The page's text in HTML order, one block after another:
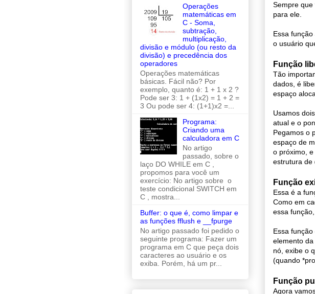
Sempre
para ele.
Essa
o usuário
Função
Tão
dados, é
espaço
Usamos
atual e o
Pegamos o
espaço de
o próximo,
estrutura de
Função
Essa é a
Como em
essa
Essa
elemento
nó, exibe o
(quando
Função
Agora
Operações
matemáticas em
C - Soma,
subtração,
multiplicação,
divisão e módulo (ou resto da
divisão) e precedência dos
operadores
Operações matemáticas
básicas. Fácil não? Por
exemplo, quanto é: 1 + 1 x 2 ?
Pode ser 3: 1 + (1x2) = 1 + 2 =
3 Ou pode ser 4: (1+1)x2 =...
Programa:
Criando uma
calculadora em C
No artigo
passado, sobre o
laço DO WHILE em C ,
propomos para você um
exercício: No artigo sobre o
teste condicional SWITCH em
C , mostra...
Buffer: o que é, como limpar e
as funções fflush e __fpurge
No artigo passado foi pedido o
seguinte programa: Fazer um
programa em C que peça dois
caracteres ao usuário e os
exiba. Porém, há um pr...